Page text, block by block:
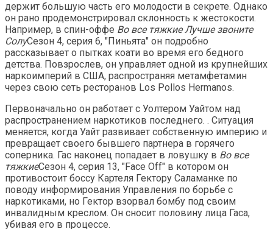
держит большую часть его молодости в секрете. Однако
он рано продемонстрировал склонность к жестокости.
Например, в спин-оффе Во все тяжкие Лучше звоните
СолуСезон 4, серия 6, "Пиньята" он подробно
рассказывает о пытках коати во время его бедного
детства. Повзрослев, он управляет одной из крупнейших
наркоимперий в США, распространяя метамфетамин
через свою сеть ресторанов Los Pollos Hermanos.
Первоначально он работает с Уолтером Уайтом над
распространением наркотиков последнего. . Ситуация
меняется, когда Уайт развивает собственную империю и
превращает своего бывшего партнера в горячего
соперника. Гас наконец попадает в ловушку в Во все
тяжкиеСезон 4, серия 13, "Face Off" в котором он
противостоит боссу Картеля Гектору Саламанке по
поводу информирования Управления по борьбе с
наркотиками, но Гектор взорвал бомбу под своим
инвалидным креслом. Он сносит половину лица Гаса,
убивая его в процессе.